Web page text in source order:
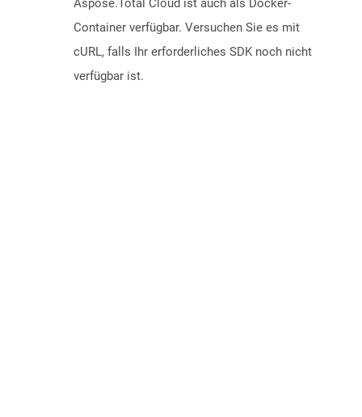
Aspose.Total Cloud ist auch als Docker-
Container verfügbar. Versuchen Sie es mit
cURL, falls Ihr erforderliches SDK noch nicht
verfügbar ist.